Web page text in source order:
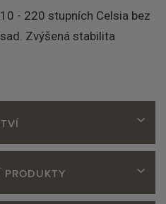
- 220 stupních Celsia bez
Zvýšená stabilita